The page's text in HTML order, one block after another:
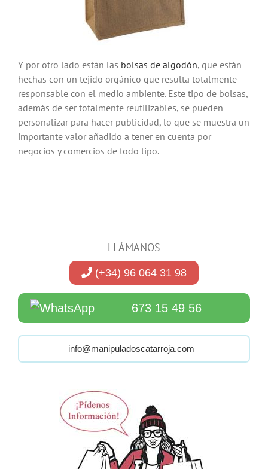
Y por otro lado están las bolsas de algodón, que están
hechas con un tejido orgánico que resulta totalmente
responsable con el medio ambiente. Este tipo de bolsas,
además de ser totalmente reutilizables, se pueden
personalizar para hacer publicidad, lo que se muestra un
importante valor añadido a tener en cuenta por
negocios y comercios de todo tipo.
LLÁMANOS
(+34) 96 064 31 98
673 15 49 56
info@manipuladoscatarroja.com